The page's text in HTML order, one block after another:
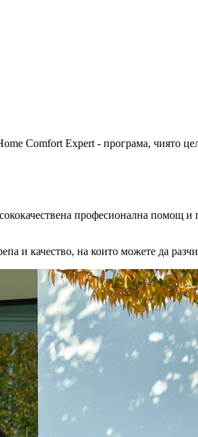
Comfort Expert - програма, чиято
професионална помощ
и качество, на които можете да